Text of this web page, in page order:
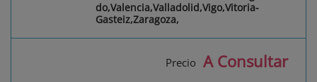
do,Valencia,Valladolid,Vigo,Vitoria-
Gasteiz,Zaragoza,
Precio A Consultar